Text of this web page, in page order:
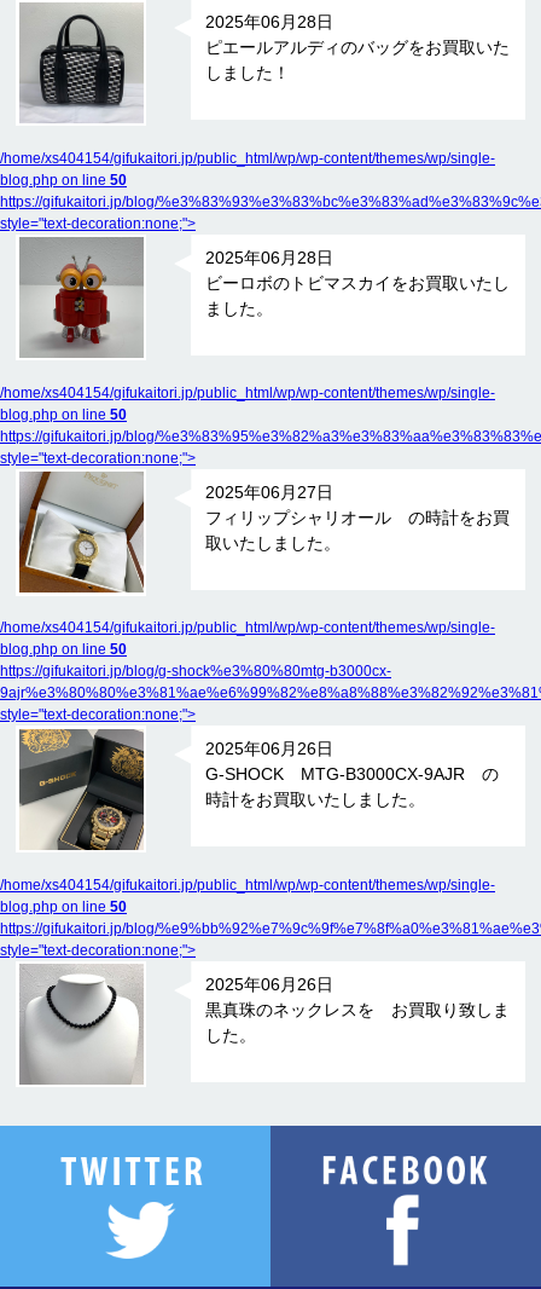
2025年06月28日
ピエールアルディのバッグをお買取いた
しました！
/home/xs404154/gifukaitori.jp/public_html/wp/wp-content/themes/wp/single-
blog.php on line 50
https://gifukaitori.jp/blog/
style="text-decoration:none;">
2025年06月28日
ビーロボのトビマスカイをお買取いたし
ました。
/home/xs404154/gifukaitori.jp/public_html/wp/wp-content/themes/wp/single-
blog.php on line 50
https://gifukaitori.jp/blog/
style="text-decoration:none;">
2025年06月27日
フィリップシャリオール の時計をお買
取いたしました。
/home/xs404154/gifukaitori.jp/public_html/wp/wp-content/themes/wp/single-
blog.php on line 50
https://gifukaitori.jp/blog/g-shock%e3%80%80mtg-b3000cx-
style="text-decoration:none;">
2025年06月26日
G-SHOCK MTG-B3000CX-9AJR の
時計をお買取いたしました。
/home/xs404154/gifukaitori.jp/public_html/wp/wp-content/themes/wp/single-
blog.php on line 50
https://gifukaitori.jp/blog/
style="text-decoration:none;">
2025年06月26日
黒真珠のネックレスを お買取り致しま
した。